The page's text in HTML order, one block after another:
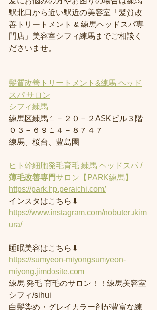
駅北口から近い駅近の美容室「髪質改
善トリートメント & 練馬ヘッドスパ専
門店」美容室シフィ練馬までご相談く
ださいませ。
髪質改善トリートメント&練馬 ヘッド
スパ サロン
シフィ練馬
練馬区練馬１－２０－２ASKビル３階
０３－６９１４－８７４７
練馬、桜台、豊島園
ヒト幹細胞発毛育毛 練馬 ヘッドスパ /
薄毛改善専門サロン【PARK練馬】
https://park.hp.peraichi.com/
インスタはこちら⬇︎
https://www.instagram.com/nobuterukim
ura/
睡眠美容はこちら⬇︎
https://sumyeon-miyongsumyeon-
miyong.jimdosite.com
練馬 発毛 育毛のサロン！！練馬美容室
シフィ/sihui
白髪染め・グレイカラー剤が豊富な練